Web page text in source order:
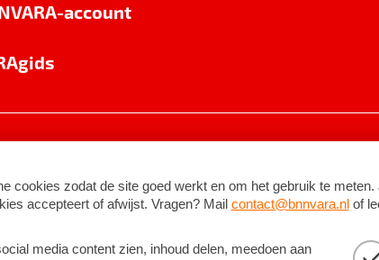
account
©2026BNNVARA